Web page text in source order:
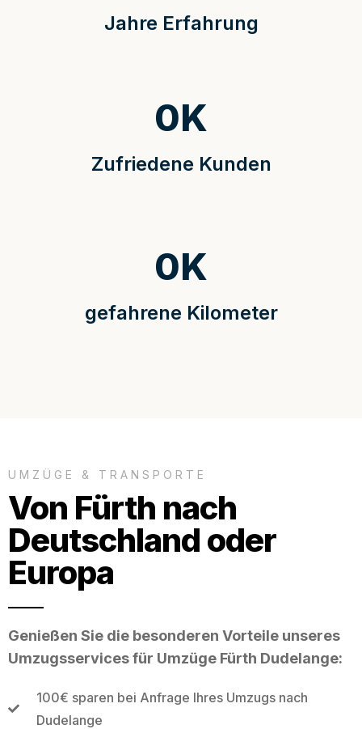
Jahre Erfahrung
Zufriedene Kunden
0K
gefahrene Kilometer
0K
UMZÜGE & TRANSPORTE
Von Fürth nach
Deutschland oder
Europa
Genießen Sie die besonderen Vorteile unseres
Umzugsservices für Umzüge Fürth Dudelange:
100€ sparen bei Anfrage Ihres Umzugs nach
Dudelange